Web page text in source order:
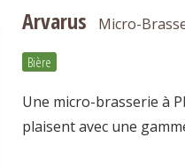
Arvarus Micro-
Bière
Une micro-brasserie à
plaisent avec une